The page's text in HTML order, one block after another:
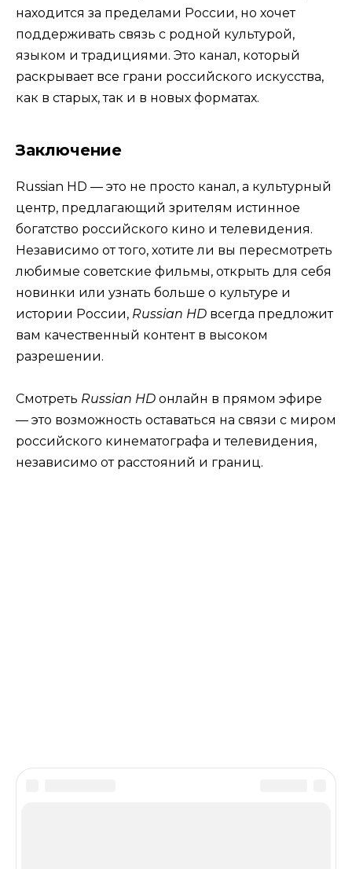
находится за пределами России, но хочет
поддерживать связь с родной культурой,
языком и традициями. Это канал, который
раскрывает все грани российского искусства,
как в старых, так и в новых форматах.
Заключение
Russian HD — это не просто канал, а культурный
центр, предлагающий зрителям истинное
богатство российского кино и телевидения.
Независимо от того, хотите ли вы пересмотреть
любимые советские фильмы, открыть для себя
новинки или узнать больше о культуре и
истории России, Russian HD всегда предложит
вам качественный контент в высоком
разрешении.
Смотреть Russian HD онлайн в прямом эфире
— это возможность оставаться на связи с миром
российского кинематографа и телевидения,
независимо от расстояний и границ.